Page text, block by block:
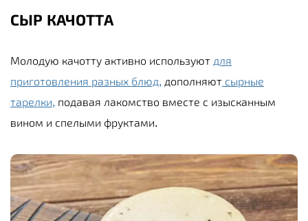
СЫР КАЧОТТА
Молодую качотту активно используют для
приготовления разных блюд, дополняют сырные
тарелки, подавая лакомство вместе с изысканным
вином и спелыми фруктами.